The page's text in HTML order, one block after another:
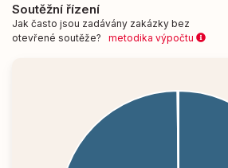
Soutěžní řízení
Jak často jsou zadávány zakázky bez
otevřené soutěže? metodika výpočtu